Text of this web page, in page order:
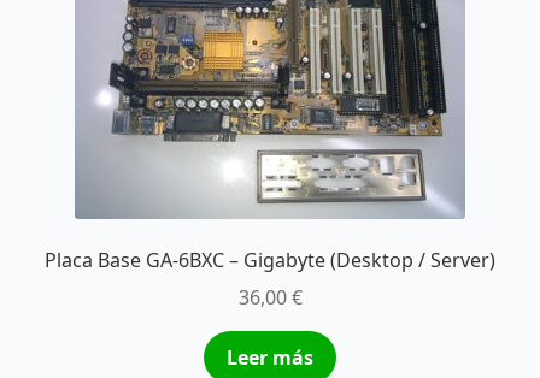
Placa Base GA-6BXC – Gigabyte (Desktop / Server)
36,00€
Leer más